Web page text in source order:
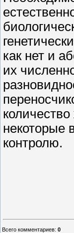
как нет и
их
некоторые
контролю.
Всего комментариев: 0